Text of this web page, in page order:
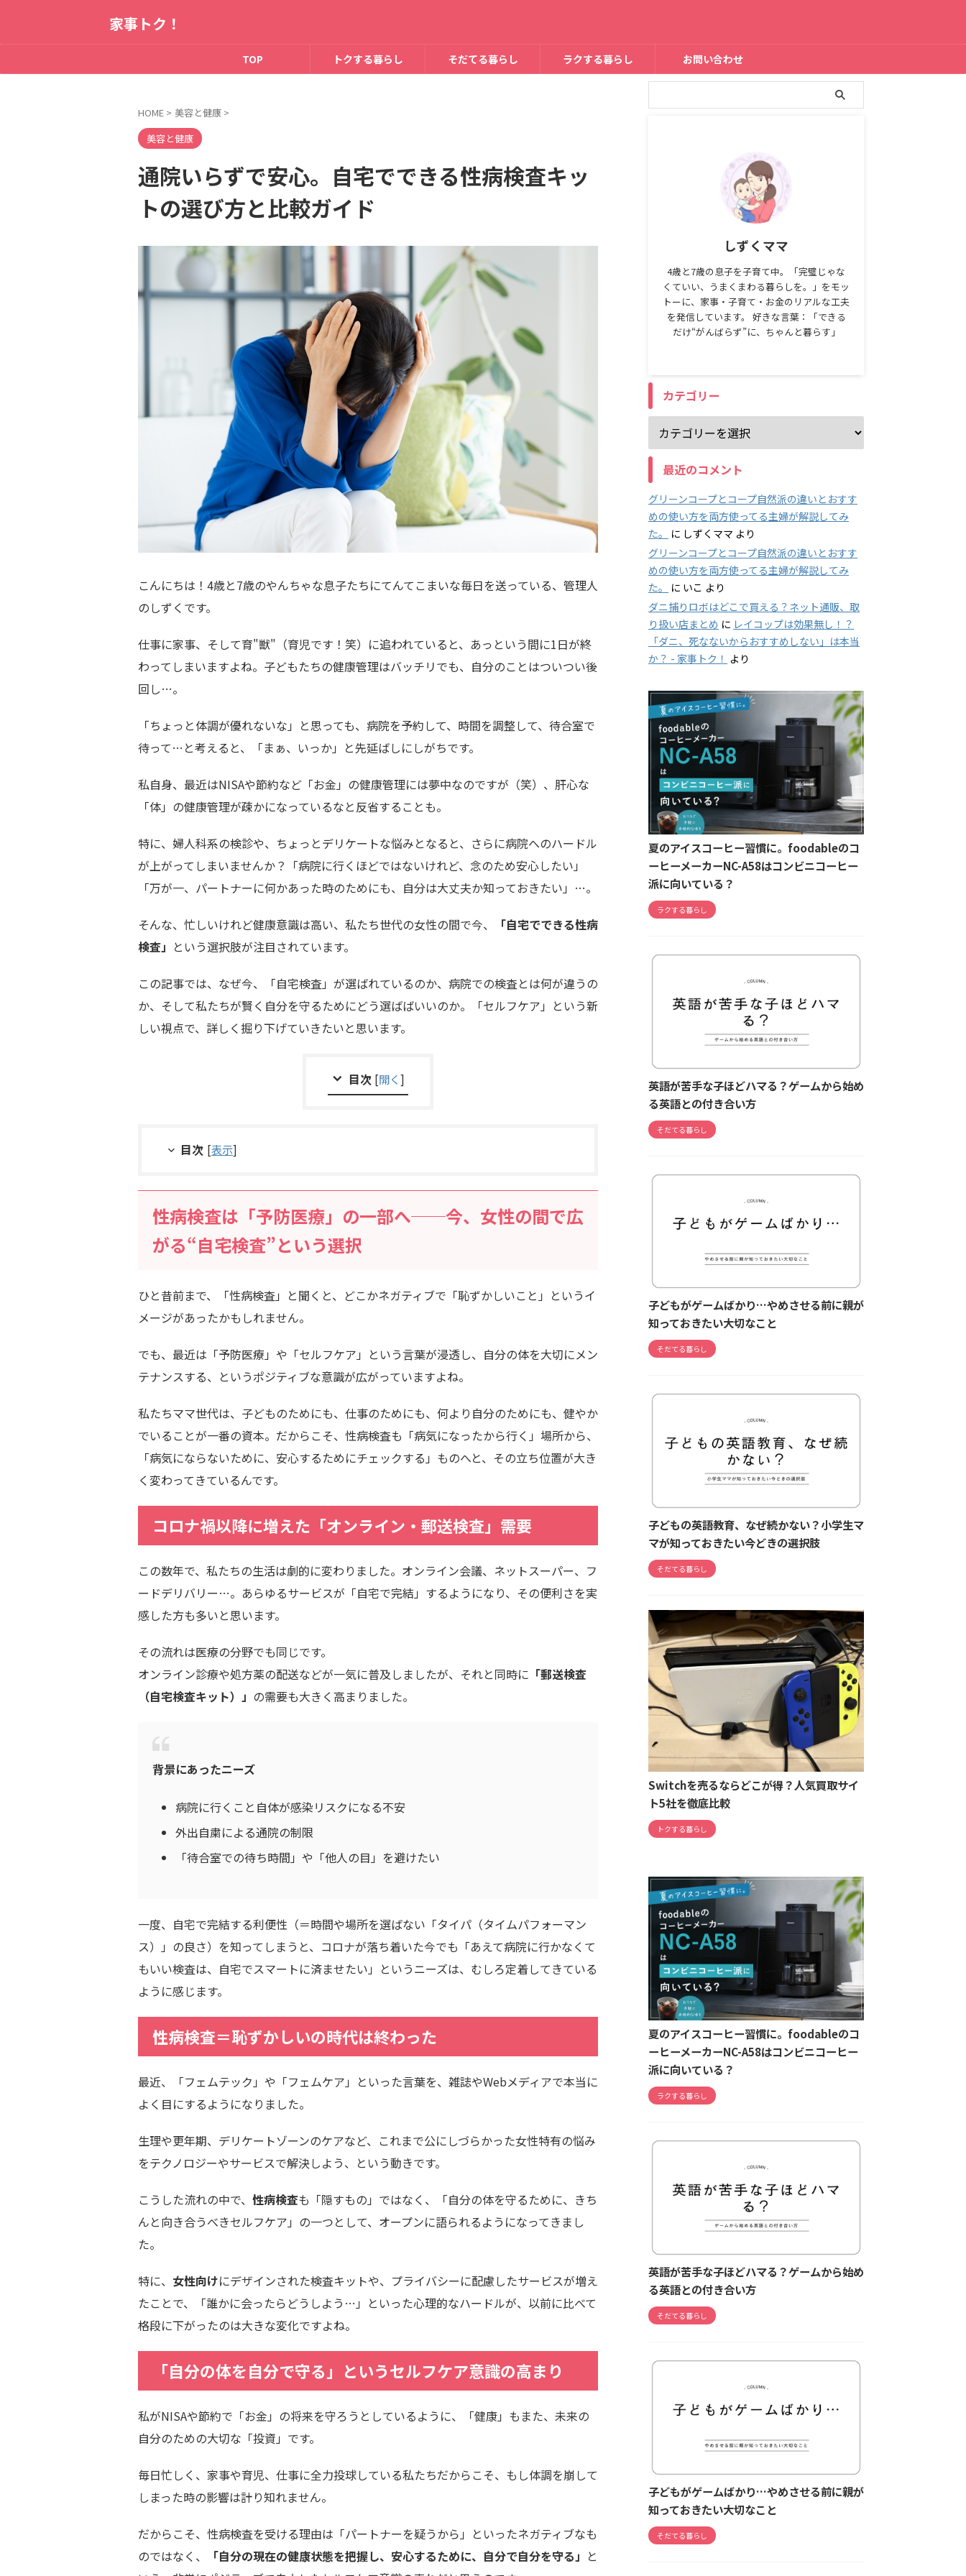
家事トク！
TOP トクする暮らし そだてる暮らし ラクする暮らし お問い合わせ
HOME > 美容と健康 >
美容と健康
通院いらずで安心。自宅でできる性病検査キッ
トの選び方と比較ガイド
こんにちは！4歳と7歳のやんちゃな息子たちにてんてこまいな毎日を送っている、管理人
のしずくです。
仕事に家事、そして育"獣"（育児です！笑）に追われていると、あっという間に1日が終
わってしまいますよね。子どもたちの健康管理はバッチリでも、自分のことはついつい後
回し…。
「ちょっと体調が優れないな」と思っても、病院を予約して、時間を調整して、待合室で
待って…と考えると、「まぁ、いっか」と先延ばしにしがちです。
私自身、最近はNISAや節約など「お金」の健康管理には夢中なのですが（笑）、肝心な
「体」の健康管理が疎かになっているなと反省することも。
特に、婦人科系の検診や、ちょっとデリケートな悩みとなると、さらに病院へのハードル
が上がってしまいませんか？「病院に行くほどではないけれど、念のため安心したい」
「万が一、パートナーに何かあった時のためにも、自分は大丈夫か知っておきたい」…。
そんな、忙しいけれど健康意識は高い、私たち世代の女性の間で今、
「自宅でできる性病
検査」 という選択肢が注目されています。
この記事では、なぜ今、「自宅検査」が選ばれているのか、病院での検査とは何が違うの
か、そして私たちが賢く自分を守るためにどう選ばばいいのか。「セルフケア」という新
しい視点で、詳しく掘り下げていきたいと思います。
目次 [開く]
目次 [表示]
性病検査は「予防医療」の一部へ──今、女性の間で広
がる“自宅検査”という選択
ひと昔前まで、「性病検査」と聞くと、どこかネガティブで「恥ずかしいこと」というイ
メージがあったかもしれません。
でも、最近は「予防医療」や「セルフケア」という言葉が浸透し、自分の体を大切にメン
テナンスする、というポジティブな意識が広がっていますよね。
私たちママ世代は、子どものためにも、仕事のためにも、何より自分のためにも、健やか
でいることが一番の資本。だからこそ、性病検査も「病気になったから行く」場所から、
「病気にならないために、安心するためにチェックする」ものへと、その立ち位置が大き
く変わってきているんです。
コロナ禍以降に増えた「オンライン・郵送検査」需要
この数年で、私たちの生活は劇的に変わりました。オンライン会議、ネットスーパー、フ
ードデリバリー…。あらゆるサービスが「自宅で完結」するようになり、その便利さを実
感した方も多いと思います。
その流れは医療の分野でも同じです。
オンライン診療や処方薬の配送などが一気に普及しましたが、それと同時に 「郵送検査
（自宅検査キット）」 の需要も大きく高まりました。
背景にあったニーズ
病院に行くこと自体が感染リスクになる不安
外出自粛による通院の制限
「待合室での待ち時間」や「他人の目」を避けたい
一度、自宅で完結する利便性（＝時間や場所を選ばない「タイパ（タイムパフォーマン
ス）」の良さ）を知ってしまうと、コロナが落ち着いた今でも「あえて病院に行かなくて
もいい検査は、自宅でスマートに済ませたい」というニーズは、むしろ定着してきている
ように感じます。
性病検査＝恥ずかしいの時代は終わった
最近、「フェムテック」や「フェムケア」といった言葉を、雑誌やWebメディアで本当に
よく目にするようになりました。
生理や更年期、デリケートゾーンのケアなど、これまで公にしづらかった女性特有の悩み
をテクノロジーやサービスで解決しよう、という動きです。
こうした流れの中で、 性病検査も「隠すもの」ではなく、「自分の体を守るために、きち
んと向き合うべきセルフケア」の一つとして、オープンに語られるようになってきまし
た。
特に、 女性向けにデザインされた検査キットや、プライバシーに配慮したサービスが増え
たことで、「誰かに会ったらどうしよう…」といった心理的なハードルが、以前に比べて
格段に下がったのは大きな変化ですよね。
「自分の体を自分で守る」というセルフケア意識の高まり
私がNISAや節約で「お金」の将来を守ろうとしているように、「健康」もまた、未来の
自分のための大切な「投資」です。
毎日忙しく、家事や育児、仕事に全力投球している私たちだからこそ、もし体調を崩して
しまった時の影響は計り知れません。
だからこそ、性病検査を受ける理由は「パートナーを疑うから」といったネガティブなも
のではなく、
「自分の現在の健康状態を把握し、安心するために、自分で自分を守る」 と
しずくママ
4歳と7歳の息子を子育て中。「完璧じゃな
くていい、うまくまわる暮らしを。」をモッ
トーに、家事・子育て・お金のリアルな工夫
を発信しています。 好きな言葉：「できる
だけ“がんばらず”に、ちゃんと暮らす」
カテゴリー
最近のコメント
グリーンコープとコープ自然派の違いとおすす
めの使い方を両方使ってる主婦が解説してみ
た。
に しずくママ より
グリーンコープとコープ自然派の違いとおすす
めの使い方を両方使ってる主婦が解説してみ
た。
に いこ より
ダニ捕りロボはどこで買える？ネット通販、取
り扱い店まとめ に レイコップは効果無し！？
「ダニ、死なないからおすすめしない」は本当
か？ - 家事トク！ より
夏のアイスコーヒー習慣に。foodableのコ
ーヒーメーカーNC-A58はコンビニコーヒー
派に向いている？
ラクする暮らし
英語が苦手な子ほどハマる？ゲームから始め
る英語との付き合い方
そだてる暮らし
子どもがゲームばかり…やめさせる前に親が
知っておきたい大切なこと
そだてる暮らし
子どもの英語教育、なぜ続かない？小学生マ
マが知っておきたい今どきの選択肢
そだてる暮らし
Switchを売るならどこが得？人気買取サイ
ト5社を徹底比較
トクする暮らし
夏のアイスコーヒー習慣に。foodableのコ
ーヒーメーカーNC-A58はコンビニコーヒー
派に向いている？
ラクする暮らし
英語が苦手な子ほどハマる？ゲームから始め
る英語との付き合い方
そだてる暮らし
子どもがゲームばかり…やめさせる前に親が
知っておきたい大切なこと
そだてる暮らし